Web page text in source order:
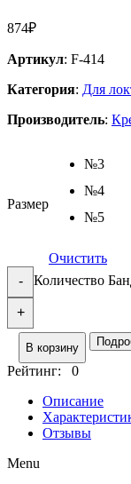
874₽
Артикул: F-414
Категория: Для
Производитель:
Размер
№3
№4
№5
Очистить
-
Количество
+
В корзину
Рейтинг: 0
Описание
Отзывы
Menu